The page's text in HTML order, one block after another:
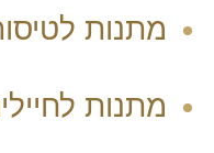
מתנות
מתנות